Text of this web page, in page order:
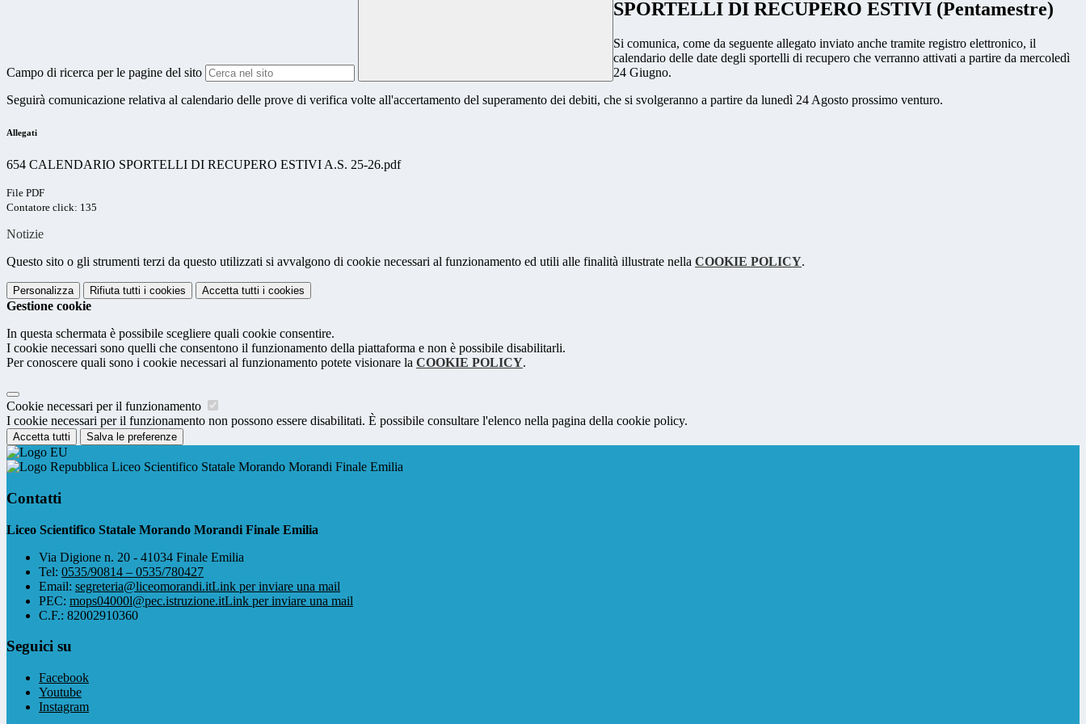
Campo di ricerca per le pagine del sito
SPORTELLI DI RECUPERO ESTIVI (Pentamestre)
Si comunica, come da seguente allegato inviato anche tramite registro elettronico, il
calendario delle date degli sportelli di recupero che verranno attivati a partire da mercoledì
24 Giugno.
Seguirà comunicazione relativa al calendario delle prove di verifica volte all'accertamento del superamento dei debiti, che si svolgeranno a partire da lunedì 24 Agosto prossimo venturo.
Allegati
654 CALENDARIO SPORTELLI DI RECUPERO ESTIVI A.S. 25-26.pdf
File PDF
Contatore click: 135
Notizie
Questo sito o gli strumenti terzi da questo utilizzati si avvalgono di cookie necessari al funzionamento ed utili alle finalità illustrate nella COOKIE POLICY.
Personalizza Rifiuta tutti i cookies Accetta tutti i cookies
Gestione cookie
In questa schermata è possibile scegliere quali cookie consentire.
I cookie necessari sono quelli che consentono il funzionamento della piattaforma e non è possibile disabilitarli.
Per conoscere quali sono i cookie necessari al funzionamento potete visionare la COOKIE POLICY.
Cookie necessari per il funzionamento
I cookie necessari per il funzionamento non possono essere disabilitati. È possibile consultare l'elenco nella pagina della cookie policy.
Accetta tutti Salva le preferenze
Liceo Scientifico Statale Morando Morandi Finale Emilia
Contatti
Liceo Scientifico Statale Morando Morandi Finale Emilia
Via Digione n. 20 - 41034 Finale Emilia
Tel: 0535/90814 – 0535/780427
Email: segreteria@liceomorandi.itLink per inviare una mail
PEC: mops04000l@pec.istruzione.itLink per inviare una mail
C.F.: 82002910360
Seguici su
Facebook
Youtube
Instagram